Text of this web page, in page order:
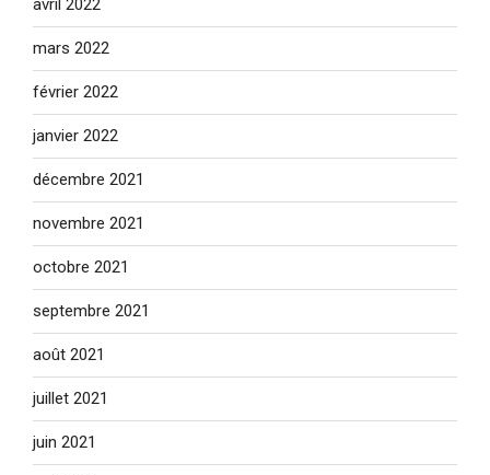
avril 2022
mars 2022
février 2022
janvier 2022
décembre 2021
novembre 2021
octobre 2021
septembre 2021
août 2021
juillet 2021
juin 2021